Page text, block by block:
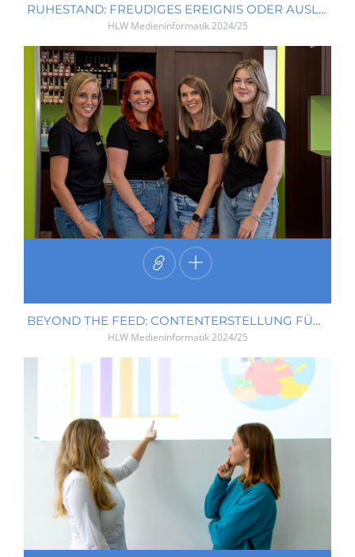
RUHESTAND: FREUDIGES EREIGNIS ODER AUSLÖSER EINER KRISE
HLW Medieninformatik2024/25
BEYOND THE FEED: CONTENTERSTELLUNG FÜR HAARGENAU BIRGIT
HLW Medieninformatik2024/25